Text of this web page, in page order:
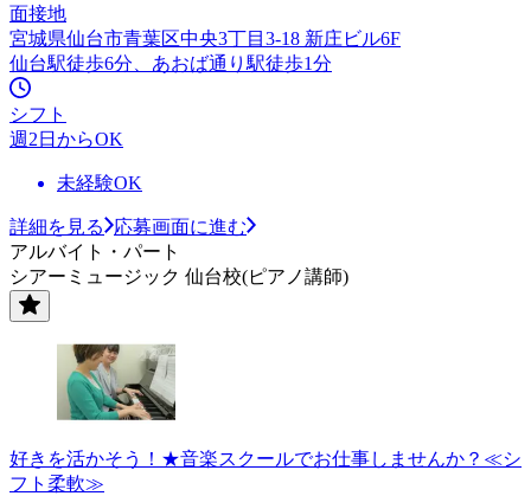
面接地
宮城県仙台市青葉区中央3丁目3-18 新庄ビル6F
仙台駅徒歩6分、あおば通り駅徒歩1分
シフト
週2日からOK
未経験OK
詳細を見る
応募画面に進む
アルバイト・パート
シアーミュージック 仙台校(ピアノ講師)
好きを活かそう！★音楽スクールでお仕事しませんか？≪シ
フト柔軟≫